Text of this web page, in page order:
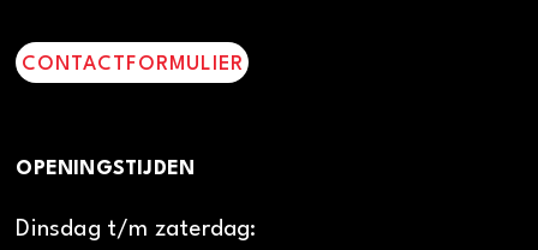
CONTACTFORMULIER
OPENINGSTIJDEN
Dinsdag t/m zaterdag: